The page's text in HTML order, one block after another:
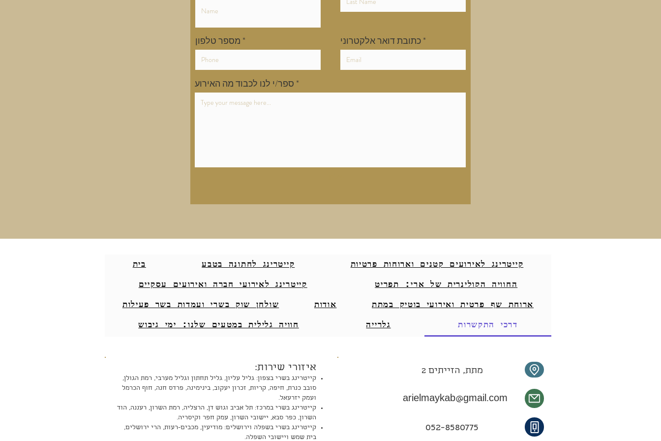
מספר טלפון כתובת דואר אלקטרוני
ספר/י לנו לכבוד מה האירוע
בית קייטרינג לחתונה בטבע קייטרינג לאירועים קטנים וארוחות פרטיות
קייטרינג לאירועי חברה ואירועים עסקיים החוויה הקולינרית של ארי: תפריט
שולחן שוק בשרי ועמדות בשר פעילות אודות ארוחת שף פרטית ואירועי בוטיק במתת
חוויה גלילית במטעים שלנו: ימי גיבוש גלרייה דרכי התקשרות
איזורי שירות:
קייטרינג בשרי בצפון: גליל עליון, גליל תחתון וגליל מערבי, רמת הגולן,
סובב כנרת, חיפה, קריות, זכרון יעקוב, בינימינה, פרדס חנה, חוף הכרמל
ועמק יזרעאל.
קייטרינג בשרי במרכז: תל אביב וגוש דן, הרצליה, רמת השרון, רעננה, הוד
השרון, כפר סבא, יישובי השרון, עמק חפר וקיסריה.
קייטרינג בשרי בשפלה וירושלים: מודיעין, מכבים-רעות, הרי ירושלים,
בית שמש ויישובי השפלה.
מתת, הזייתים 2
arielmaykab@gmail.com
052-8580775